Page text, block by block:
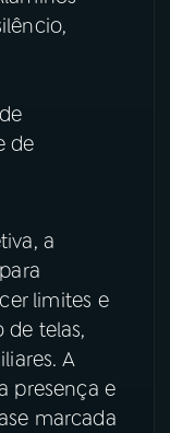
de
a
limites e
de telas,
A
presença e
marcada